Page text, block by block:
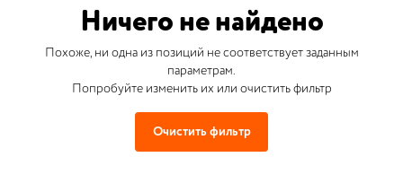
Ничего не найдено
Похоже, ни одна из позиций не соответствует заданным
параметрам.
Попробуйте изменить их или очистить фильтр
Очистить фильтр